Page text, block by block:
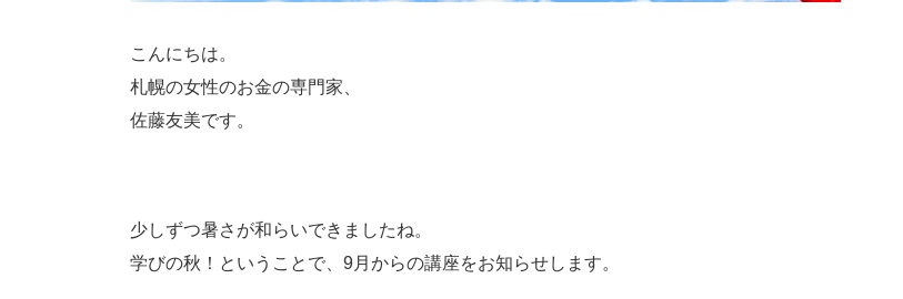
こんにちは。
札幌の女性のお金の専門家、
佐藤友美です。
少しずつ暑さが和らいできましたね。
学びの秋！ということで、9月からの講座をお知らせします。